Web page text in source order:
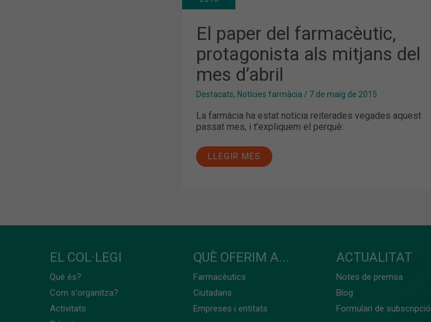
El paper del farmacèutic,
protagonista als mitjans del
mes d’abril
Destacats, Notícies farmàcia / 7 de maig de 2015
La farmàcia ha estat notícia reiterades vegades aquest
passat mes, i t’expliquem el perquè:
PROTAGONISTA
MITJANS
DEL
MES
D’ABRIL
LLEGIR MÉS
EL COL·LEGI
Què és?
Com s'organitza?
Activitats
QUÈ OFERIM A...
Farmacèutics
Ciutadans
Empreses i entitats
ACTUALITAT
Notes de premsa
Blog
Formulari de subscripció